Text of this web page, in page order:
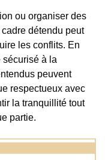
ou organiser des
détendu peut
les conflits. En
sécurisé à la
peuvent
respectueux avec
la tranquillité tout
partie.